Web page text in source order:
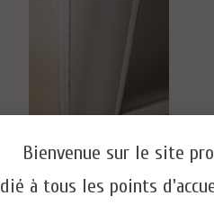
un ami
Bienvenue sur le site
à tous les points